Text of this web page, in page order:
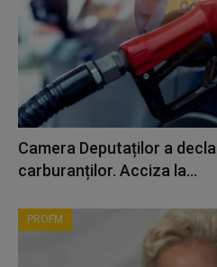
Camera Deputaților a
carburanților. Acciza la...
PROFM